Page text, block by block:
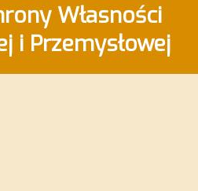
Własności
i Przemysłowej